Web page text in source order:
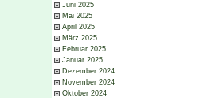
Juni 2025
Mai 2025
April 2025
März 2025
Februar 2025
Januar 2025
Dezember 2024
November 2024
Oktober 2024